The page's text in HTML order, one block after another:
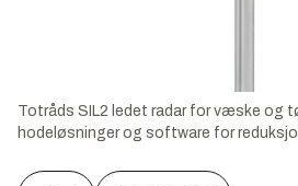
Totråds SIL2 ledet radar for væske og
hodeløsninger og software for